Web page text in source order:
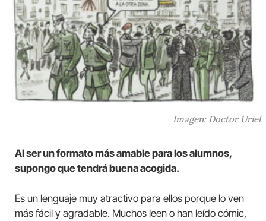
Imagen: Doctor Uriel
Al ser un formato más amable para los alumnos,
supongo que tendrá buena acogida.
Es un lenguaje muy atractivo para ellos porque lo ven
más fácil y agradable. Muchos leen o han leído cómic,